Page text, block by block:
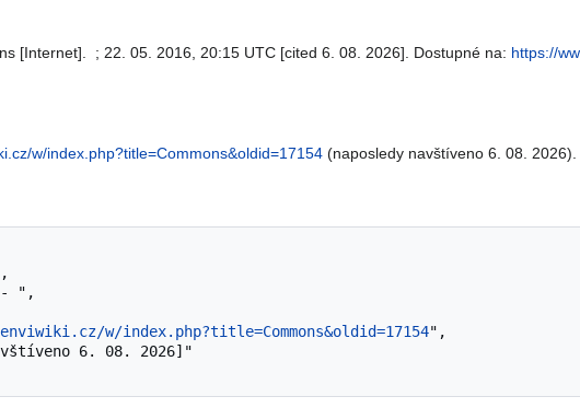
[Internet]. ; 22. 05. 2016, 20:15 UTC [cited 6. 08. 2026]. Dostupné na: https://
w/index.php?title=Commons&oldid=17154 (naposledy navštíveno 6. 08. 2026).
w/index.php?title=Commons&oldid=17154",